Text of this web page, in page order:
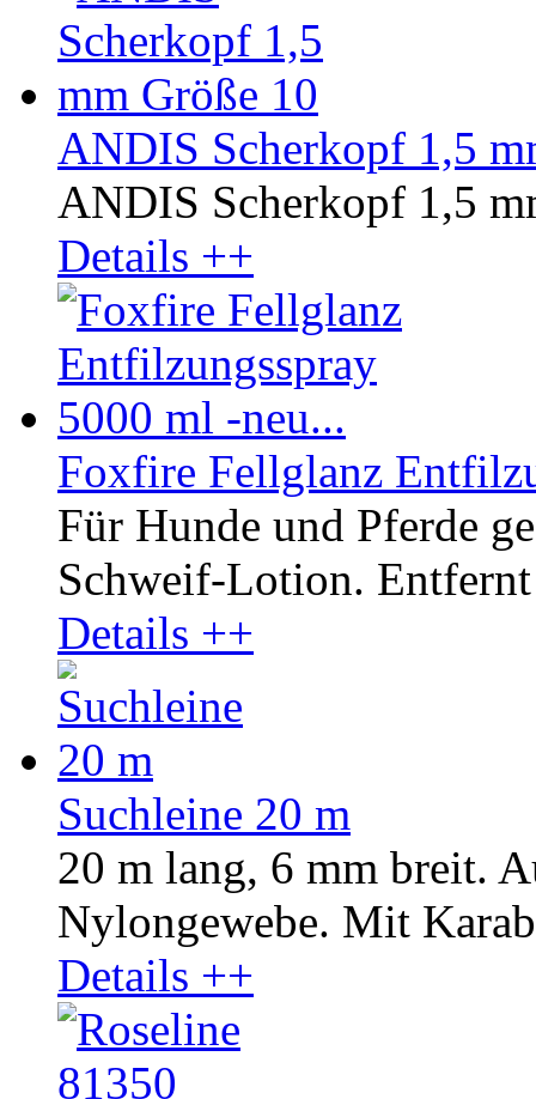
ANDIS Scherkopf 1,5
ANDIS Scherkopf 1,5
Details ++
Foxfire Fellglanz
Für Hunde und Pferde
Schweif-Lotion.
Details ++
Suchleine 20 m
20 m lang, 6 mm breit.
Nylongewebe. Mit
Details ++